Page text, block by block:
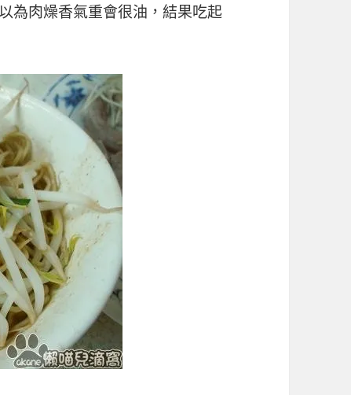
為肉燥香氣重會很油，結果吃起